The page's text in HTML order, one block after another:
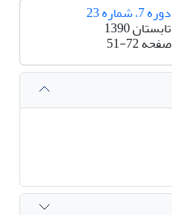
دوره 7، شماره 23
تابستان 1390
صفحه51-72